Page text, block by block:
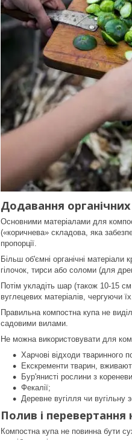
Додавання
Основними матеріалами для
(«коричнева» складова, яка
пропорції.
Більш об'ємні органічні
гілочок, тирси або соломи (для
Потім укладіть шар (також 10-15
вуглецевих матеріалів, чергуючи
Правильна компостна купа не
садовими вилами.
Не можна використовувати для
Харчові відходи тваринного
Екскременти тварин,
Бур'янисті рослини з
Фекалії;
Деревне вугілля чи
Полив і перевертання
Компостна купа не повинна бути